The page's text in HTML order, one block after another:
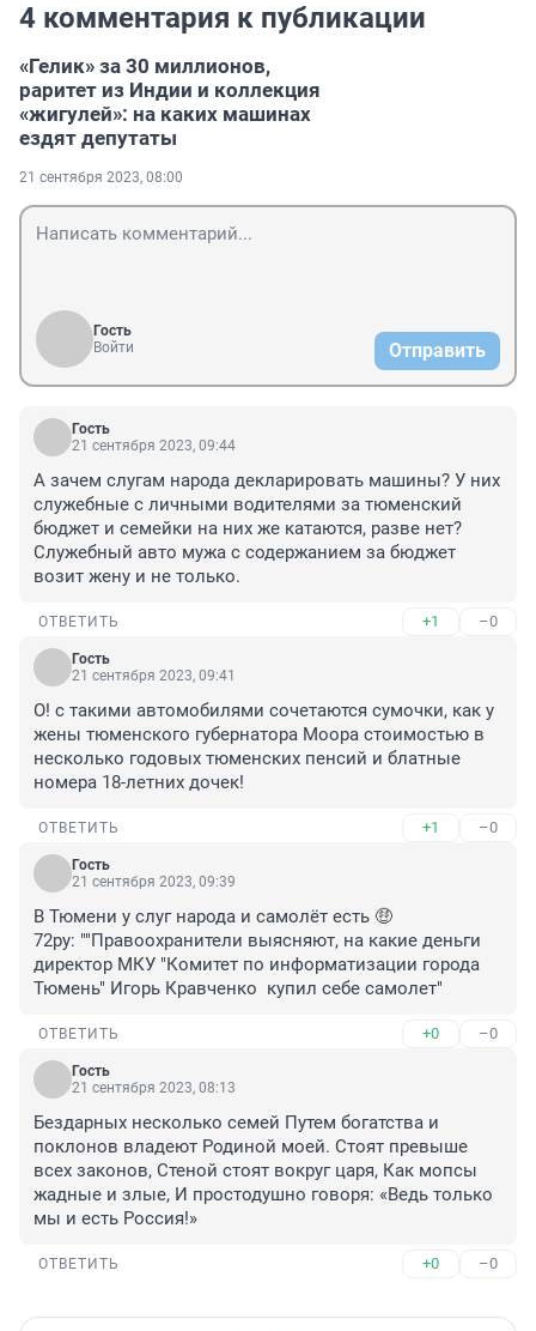
4 комментария к публикации
«Гелик» за 30 миллионов,
раритет из Индии и коллекция
«жигулей»: на каких машинах
ездят депутаты
21 сентября 2023, 08:00
Гость
Войти
Отправить
Гость
21 сентября 2023, 09:44
А зачем слугам народа декларировать машины? У них
служебные с личными водителями за тюменский
бюджет и семейки на них же катаются, разве нет?
Служебный авто мужа с содержанием за бюджет
возит жену и не только.
ОТВЕТИТЬ +1 –0
Гость
21 сентября 2023, 09:41
О! с такими автомобилями сочетаются сумочки, как у
жены тюменского губернатора Моора стоимостью в
несколько годовых тюменских пенсий и блатные
номера 18-летних дочек!
ОТВЕТИТЬ +1 –0
Гость
21 сентября 2023, 09:39
В Тюмени у слуг народа и самолёт есть 🤑
72ру: ""Правоохранители выясняют, на какие деньги
директор МКУ "Комитет по информатизации города
Тюмень" Игорь Кравченко  купил себе самолет"
ОТВЕТИТЬ +0 –0
Гость
21 сентября 2023, 08:13
Бездарных несколько семей Путем богатства и
поклонов владеют Родиной моей. Стоят превыше
всех законов, Стеной стоят вокруг царя, Как мопсы
жадные и злые, И простодушно говоря: «Ведь только
мы и есть Россия!»
ОТВЕТИТЬ +0 –0